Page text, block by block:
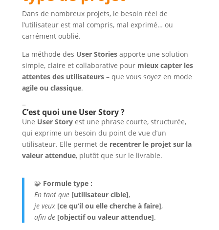
Dans de nombreux projets, le besoin réel de
l’utilisateur est mal compris, mal exprimé… ou
carrément oublié.
La méthode des User Storiesapporte une solution
simple, claire et collaborative pour mieux capter les
attentes des utilisateurs– que vous soyez en mode
agile ou classique.
–
C’est quoi une User Story ?
Une User Storyest une phrase courte, structurée,
qui exprime un besoin du point de vue d’un
utilisateur. Elle permet de recentrer le projet sur la
valeur attendue, plutôt que sur le livrable.
🧩 Formule type :
En tant que [utilisateur cible],
je veux [ce qu’il ou elle cherche à faire],
afin de [objectif ou valeur attendue].